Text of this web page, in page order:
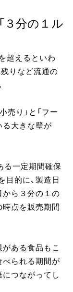
３分の１ル
超えるといわ
りなど流通の
売り」と「フー
る大きな壁が
る一定期間確保
目的に、製造日
から３分の１の
時点を販売期間
ある食品もこ
べられる期間が
につながってし